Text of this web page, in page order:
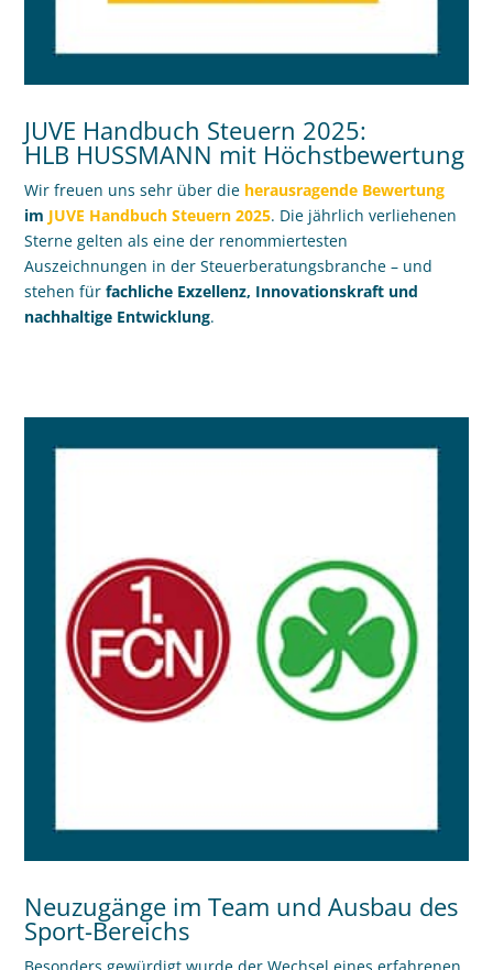
JUVE Handbuch Steuern 2025:
HLB HUSSMANN mit Höchstbewertung
Wir freuen uns sehr über die herausragende Bewertung
im JUVE Handbuch Steuern 2025. Die jährlich verliehenen
Sterne gelten als eine der renommiertesten
Auszeichnungen in der Steuerberatungsbranche – und
stehen fürfachliche Exzellenz, Innovationskraft und
nachhaltige Entwicklung.
Neuzugänge im Team und Ausbau des
Sport-Bereichs